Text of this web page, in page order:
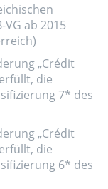
ab 2015
„Crédit
die
7* des
„Crédit
die
6* des